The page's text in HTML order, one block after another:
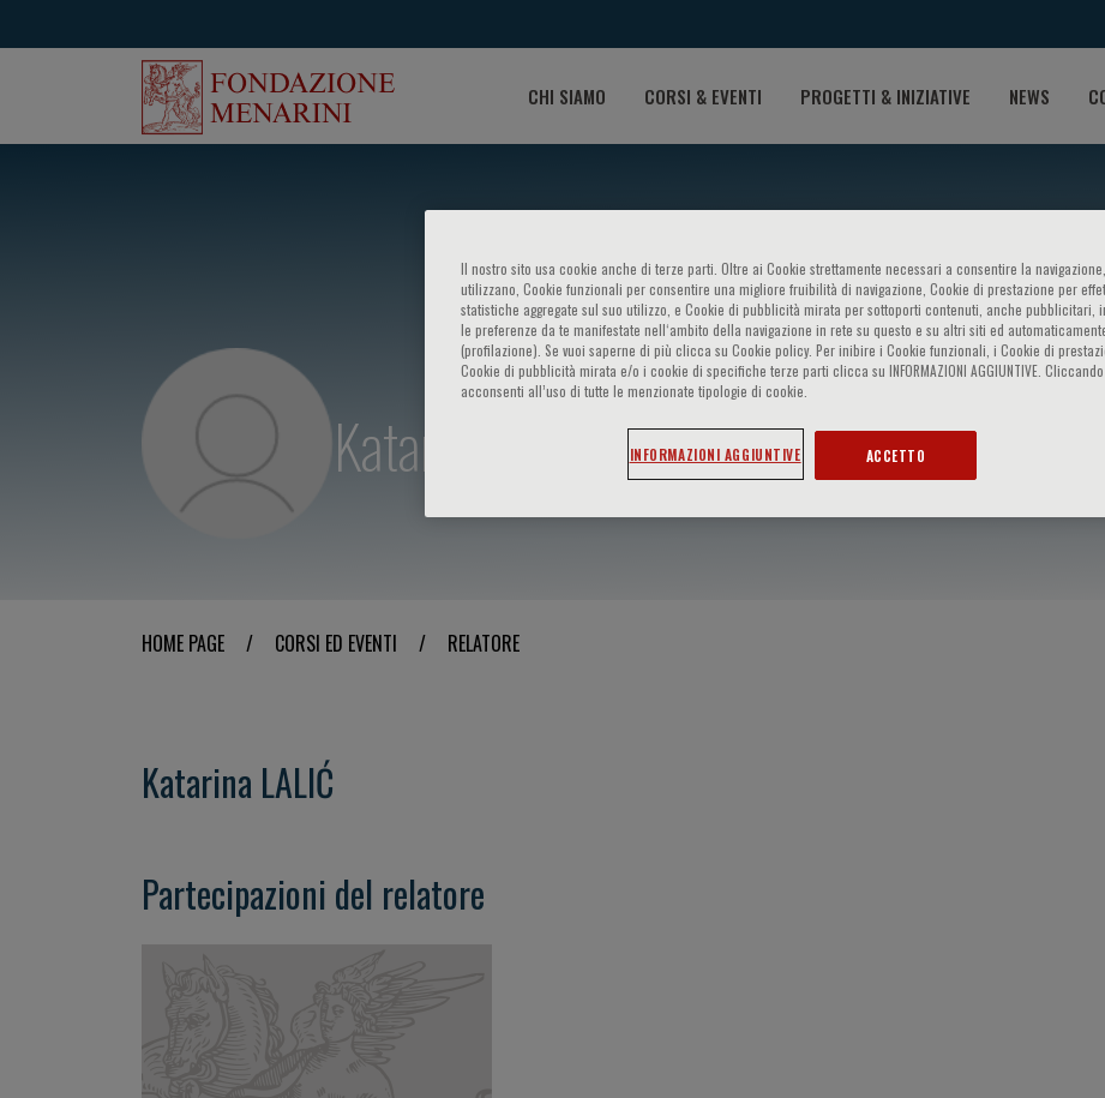
CHI SIAMO CORSI & EVENTI PROGETTI & INIZIATIVE NEWS
Katarina LALIĆ
HOME PAGE / CORSI ED EVENTI / RELATORE
Katarina LALIĆ
Partecipazioni del relatore
Il nostro sito usa cookie anche di terze parti. Oltre ai Cookie strettamente necessari a consentire la
utilizzano, Cookie funzionali per consentire una migliore fruibilità di navigazione, Cookie di prestazione per
statistiche aggregate sul suo utilizzo, e Cookie di pubblicità mirata per sottoporti contenuti, anche pubblicitari,
le preferenze da te manifestate nell‘ambito della navigazione in rete su questo e su altri siti ed
(profilazione). Se vuoi saperne di più clicca su Cookie policy. Per inibire i Cookie funzionali, i Cookie di
Cookie di pubblicità mirata e/o i cookie di specifiche terze parti clicca su INFORMAZIONI AGGIUNTIVE. Cliccando
acconsenti all’uso di tutte le menzionate tipologie di cookie.
INFORMAZIONI AGGIUNTIVE ACCETTO